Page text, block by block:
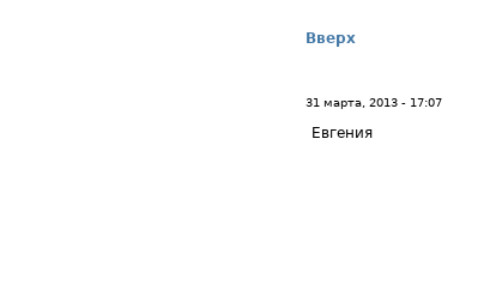
Вверх
31 марта, 2013 - 17:07
Евгения